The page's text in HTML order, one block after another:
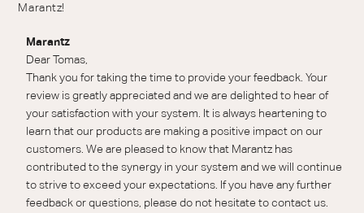
Marantz!
Reactie van winkeleigenaar op beoordeling van Marantz
over Fri Apr 05 2024
Marantz
Dear Tomas,
Thank you for taking the time to provide your feedback. Your
review is greatly appreciated and we are delighted to hear of
your satisfaction with your system. It is always heartening to
learn that our products are making a positive impact on our
customers. We are pleased to know that Marantz has
contributed to the synergy in your system and we will continue
to strive to exceed your expectations. If you have any further
feedback or questions, please do not hesitate to contact us.